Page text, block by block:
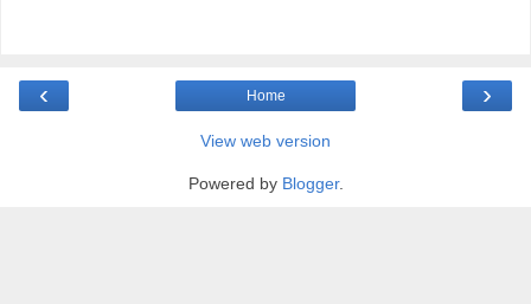
‹ ›
Home
View web version
Powered by Blogger.